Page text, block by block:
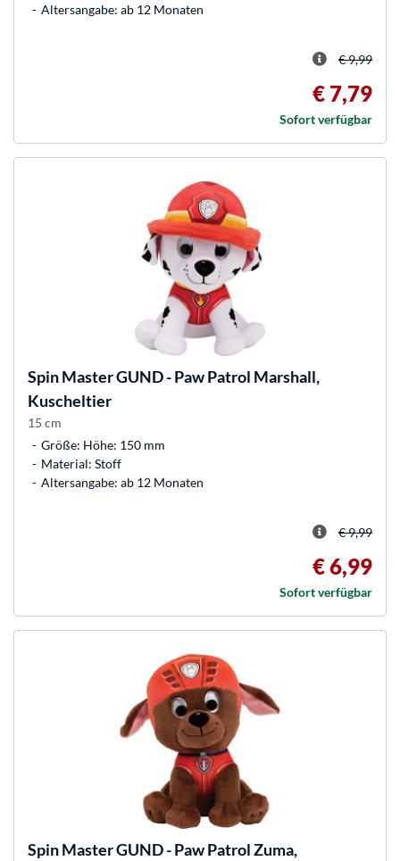
Altersangabe: ab 12 Monaten
€ 9,99
€ 7,79
Sofort verfügbar
Spin MasterGUND - Paw Patrol Marshall,
Kuscheltier
15 cm
Größe: Höhe: 150 mm
Material: Stoff
Altersangabe: ab 12 Monaten
€ 9,99
€ 6,99
Sofort verfügbar
Spin MasterGUND - Paw Patrol Zuma,